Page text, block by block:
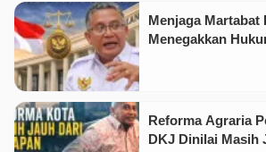
Menjaga Martabat
Menegakkan
Reforma Agraria
DKJ Dinilai Masih